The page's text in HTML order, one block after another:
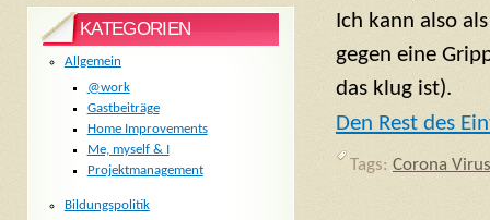
Ich kann also
gegen eine
das klug ist).
Den Rest des
Tags: Corona Virus
KATEGORIEN
Allgemein
@work
Gastbeiträge
Home Improvements
Me, myself & I
Projektmanagement
Bildungspolitik